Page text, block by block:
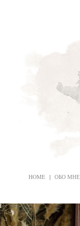
HOME | ОБО МНЕ